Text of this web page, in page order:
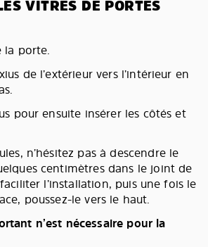
VITRES DE PORTES
la porte.
de l’extérieur vers l’intérieur en
pour ensuite insérer les côtés et
n’hésitez pas à descendre le
centimètres dans le joint de
l’installation, puis une fois le
poussez-le vers le haut.
n’est nécessaire pour la